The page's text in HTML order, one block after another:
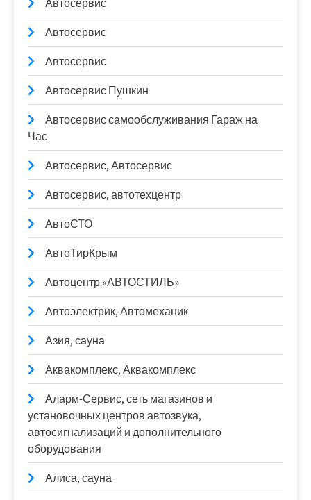
Автосервис
Автосервис
Автосервис
Автосервис Пушкин
Автосервис самообслуживания Гараж на
Час
Автосервис, Автосервис
Автосервис, автотехцентр
АвтоСТО
АвтоТирКрым
Автоцентр «АВТОСТИЛЬ»
Автоэлектрик, Автомеханик
Азия, сауна
Аквакомплекс, Аквакомплекс
Аларм-Сервис, сеть магазинов и
установочных центров автозвука,
автосигнализаций и дополнительного
оборудования
Алиса, сауна